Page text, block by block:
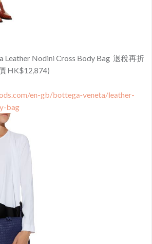
Leather Nodini Cross Body Bag 退稅再折
HK$12,874)
en-gb/bottega-veneta/leather-
bag